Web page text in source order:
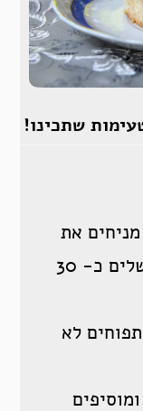
שתכינו!
את
הסוכר והתפוחים בסיר ומבשלים כ- 30
לא